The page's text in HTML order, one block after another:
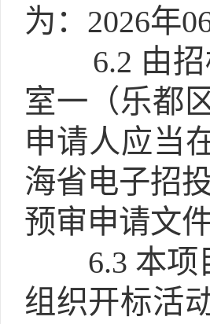
为：2026年
6.2 由
室一（乐都
申请人应当
海省电子招
预审申请文
6.3 本项
组织开标活